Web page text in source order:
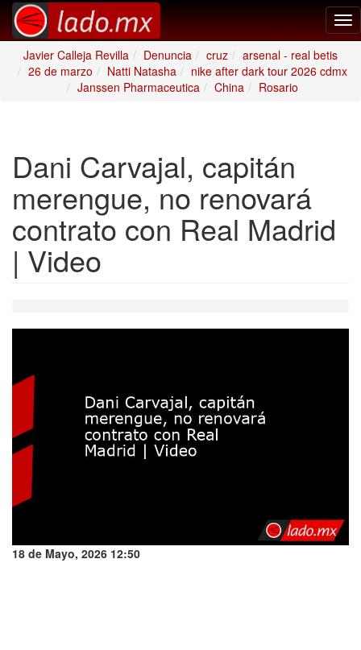
Javier Calleja Revilla
Denuncia cruz
arsenal - real betis
26 de marzo
Natti Natasha
nike after dark tour 2026 cdmx
Janssen Pharmaceutica
China Rosario
Dani Carvajal, capitán
merengue, no renovará
contrato con Real Madrid
| Video
18 de Mayo, 2026 12:50